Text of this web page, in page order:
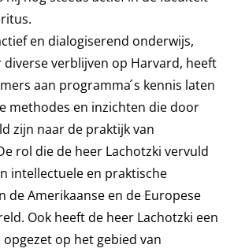
en dialogiserend onderwijs,
verblijven op Harvard, heeft
aan programma ́s kennis laten
methodes en inzichten die door
zijn naar de praktijk van
rol die de heer Lachotzki vervuld
intellectuele en praktische
de Amerikaanse en de Europese
Ook heeft de heer Lachotzki een
op het gebied van